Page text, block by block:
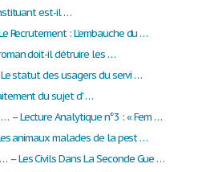
est-il …
Recrutement : L’embauche du …
doit-il détruire les …
statut des usagers du servi …
du sujet d' …
– Lecture Analytique n°3 : « Fem …
animaux malades de la pest …
– Les Civils Dans La Seconde Gue …